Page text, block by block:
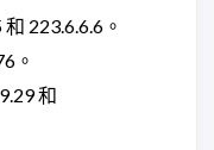
223.6.6.6。
。
和